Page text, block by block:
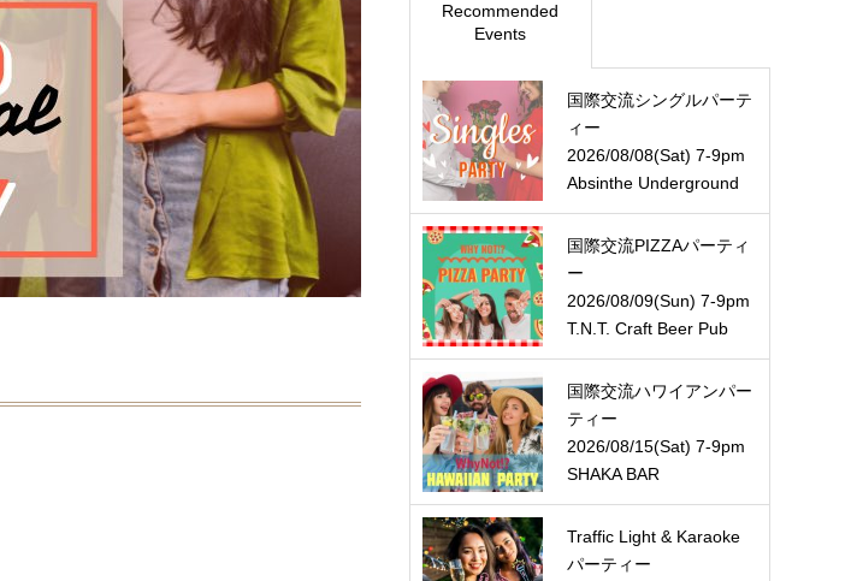
Recommended
Events
国際交流シングルパーテ
ィー
2026/08/08(Sat) 7-9pm
Absinthe Underground
国際交流PIZZAパーティ
ー
2026/08/09(Sun) 7-9pm
T.N.T. Craft Beer Pub
国際交流ハワイアンパー
ティー
2026/08/15(Sat) 7-9pm
SHAKA BAR
Traffic Light & Karaoke
パーティー